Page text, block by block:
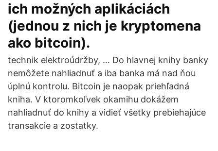
ich možných aplikáciách
(jednou z nich je kryptomena
ako bitcoin).
technik elektroúdržby, … Do hlavnej knihy banky
nemôžete nahliadnuť a iba banka má nad ňou
úplnú kontrolu. Bitcoin je naopak priehľadná
kniha. V ktoromkoľvek okamihu dokážem
nahliadnuť do knihy a vidieť všetky prebiehajúce
transakcie a zostatky.